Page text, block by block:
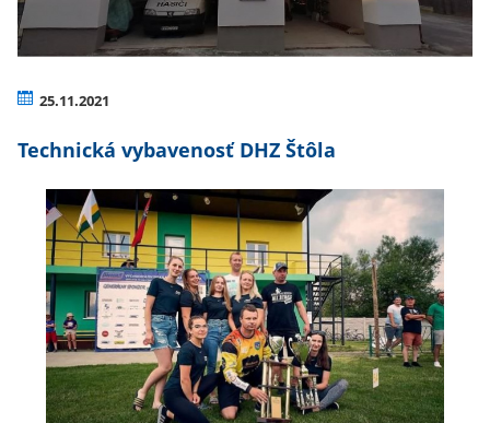
25.11.2021
Technická vybavenosť DHZ Štôla